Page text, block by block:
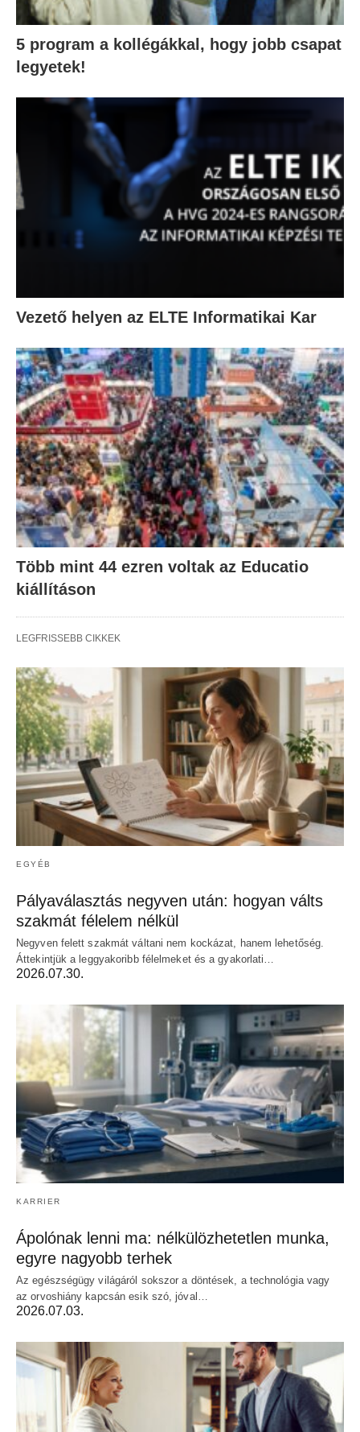
5 program a kollégákkal, hogy jobb csapat
legyetek!
Vezető helyen az ELTE Informatikai Kar
Több mint 44 ezren voltak az Educatio
kiállításon
LEGFRISSEBB CIKKEK
EGYÉB
Pályaválasztás negyven után: hogyan válts
szakmát félelem nélkül
Negyven felett szakmát váltani nem kockázat, hanem lehetőség.
Áttekintjük a leggyakoribb félelmeket és a gyakorlati…
2026.07.30.
KARRIER
Ápolónak lenni ma: nélkülözhetetlen munka,
egyre nagyobb terhek
Az egészségügy világáról sokszor a döntések, a technológia vagy
az orvoshiány kapcsán esik szó, jóval…
2026.07.03.